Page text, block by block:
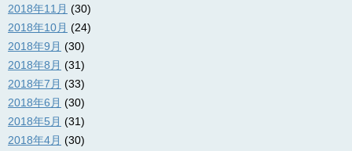
2018年11月 (30)
2018年10月 (24)
2018年9月 (30)
2018年8月 (31)
2018年7月 (33)
2018年6月 (30)
2018年5月 (31)
2018年4月 (30)